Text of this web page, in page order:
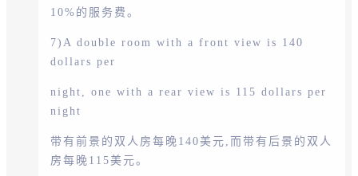
10%的服务费。
7)A double room with a front view is 140
dollars per
night, one with a rear view is 115 dollars per
night
带有前景的双人房每晚140美元,而带有后景的双人
房每晚115美元。